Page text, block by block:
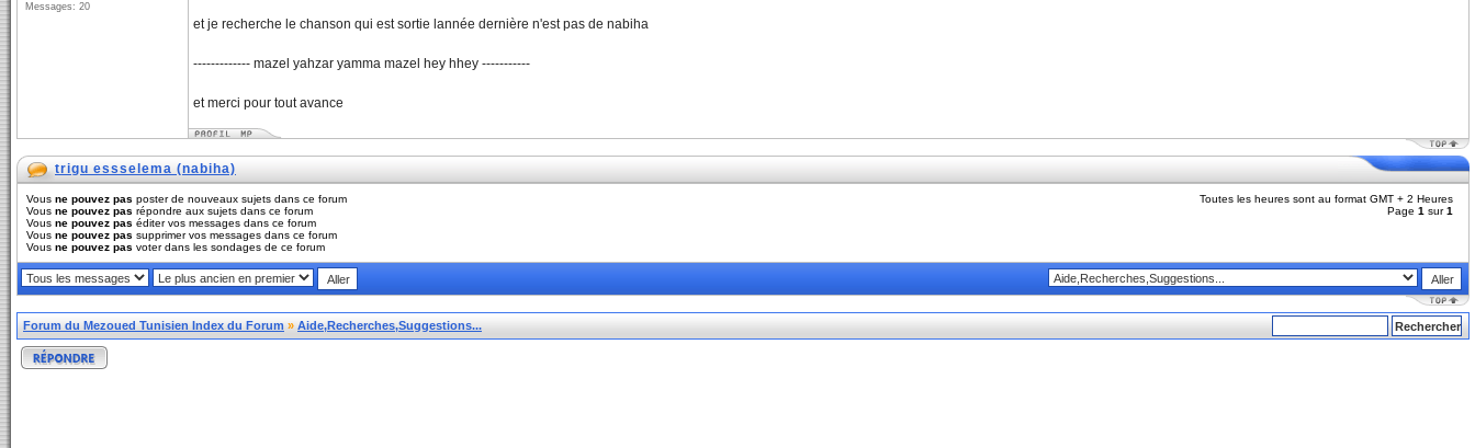
Messages: 20
et je recherche le chanson qui est sortie lannée dernière n'est pas de nabiha
------------- mazel yahzar yamma mazel hey hhey -----------
et merci pour tout avance
trigu essselema (nabiha)
Vous ne pouvez pas poster de nouveaux sujets dans ce forum
Vous ne pouvez pas répondre aux sujets dans ce forum
Vous ne pouvez pas éditer vos messages dans ce forum
Vous ne pouvez pas supprimer vos messages dans ce forum
Vous ne pouvez pas voter dans les sondages de ce forum
Toutes les heures sont au format GMT + 2 Heures
Page 1 sur1
Forum du Mezoued Tunisien Index du Forum » Aide,Recherches,Suggestions...